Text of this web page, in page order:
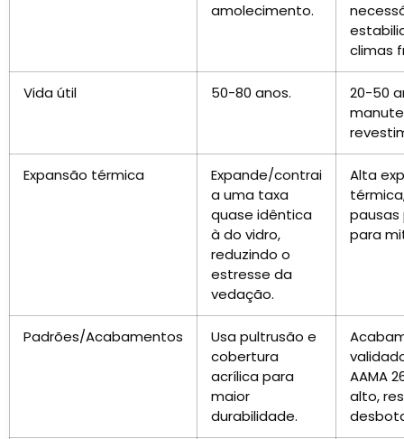
amolecimento.
climas
Vida útil 50-80 anos.
20-50
Expansão térmica
Expande/contrai
a uma taxa
quase idêntica
à do vidro,
reduzindo o
estresse da
vedação.
Alta
para
Padrões/Acabamentos
Usa pultrusão e
cobertura
acrílica para
maior
durabilidade.
AAMA
alto,